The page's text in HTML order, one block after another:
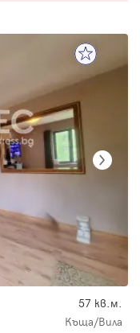
57 кв.м.
Къща/Вила